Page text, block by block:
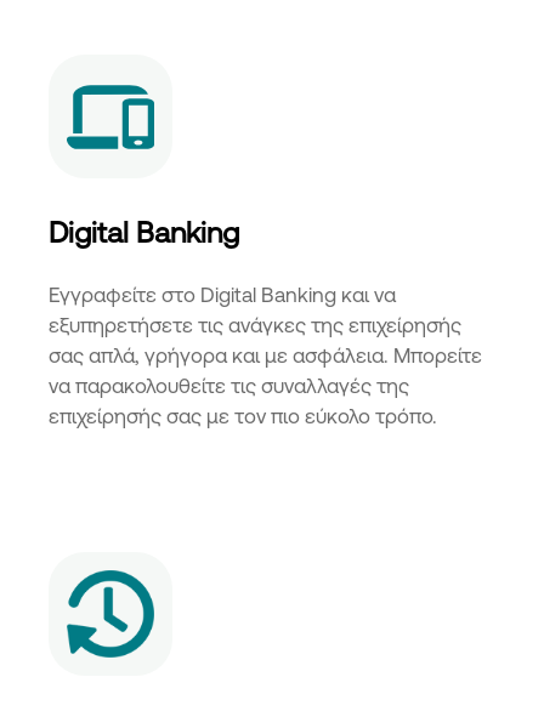
Digital Banking
Εγγραφείτε στο Digital Banking και να
εξυπηρετήσετε τις ανάγκες της επιχείρησής
σας απλά, γρήγορα και με ασφάλεια. Μπορείτε
να παρακολουθείτε τις συναλλαγές της
επιχείρησής σας με τον πιο εύκολο τρόπο.